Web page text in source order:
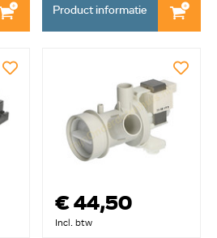
Product informatie
€ 44,50
Incl. btw